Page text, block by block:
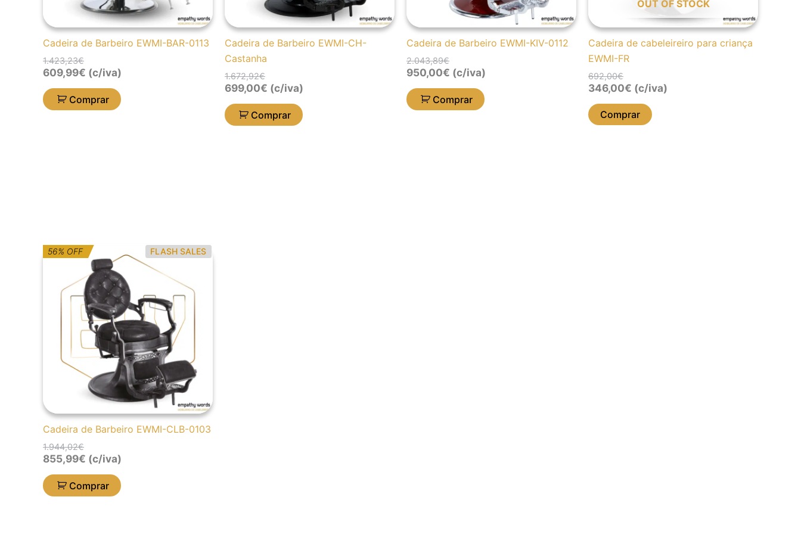
Cadeira de Barbeiro EWMI-BAR-0113
1.423,23€
609,99€ (c/iva)
Comprar
Cadeira de Barbeiro EWMI-CH-
Castanha
1.672,92€
699,00€ (c/iva)
Comprar
Cadeira de Barbeiro EWMI-KIV-0112
2.043,89€
950,00€ (c/iva)
Comprar
OUT OF STOCK
Cadeira de cabeleireiro para criança
EWMI-FR
692,00€
346,00€ (c/iva)
Comprar
FLASH SALES
56% OFF
Cadeira de Barbeiro EWMI-CLB-0103
1.944,02€
O
preço
original
era:
1.944,02€.
O
preço
atual
é:
855,99€.
855,99€ (c/iva)
Comprar